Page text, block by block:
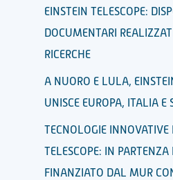
EINSTEIN TELESCOPE:
DOCUMENTARI
RICERCHE
A NUORO E LULA,
UNISCE EUROPA, ITALIA E
TECNOLOGIE INNOVATIVE
TELESCOPE: IN
FINANZIATO DAL MUR